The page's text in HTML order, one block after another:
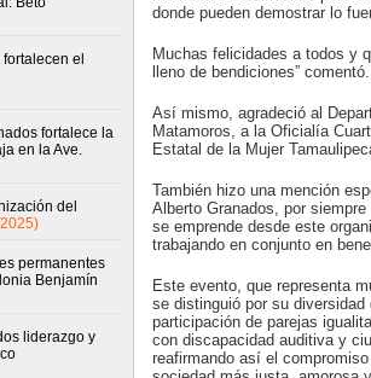
el
fortalece la
en la Ave.
del
permanentes
Benjamín
liderazgo y
donde pueden demostrar lo
Muchas felicidades a todos y
lleno de bendiciones” comentó.
Así mismo, agradeció al
Matamoros, a la Oficialía
Estatal de la Mujer
También hizo una mención
Alberto Granados, por
se emprende desde este
trabajando en conjunto en
Este evento, que representa
se distinguió por su
participación de parejas
con discapacidad auditiva y
reafirmando así el